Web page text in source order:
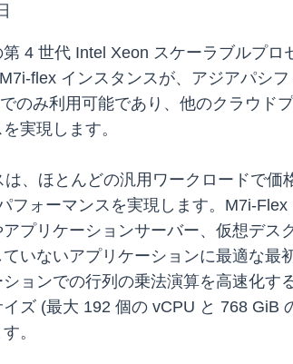
4 世代 Intel Xeon スケーラブルプ
flex インスタンスが、アジアパシ
のみ利用可能であり、他のクラウド
実現します。
、ほとんどの汎用ワークロードで
フォーマンスを実現します。M7i-
プリケーションサーバー、仮想デ
いないアプリケーションに最適な
ョンでの行列の乗法演算を高速化す
ズ (最大 192 個の vCPU と 768
。